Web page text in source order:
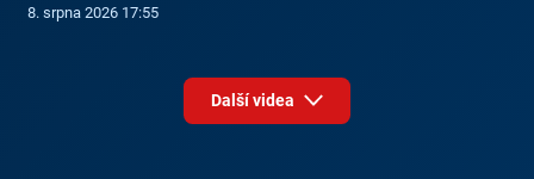
8. srpna 2026 17:55
Další videa